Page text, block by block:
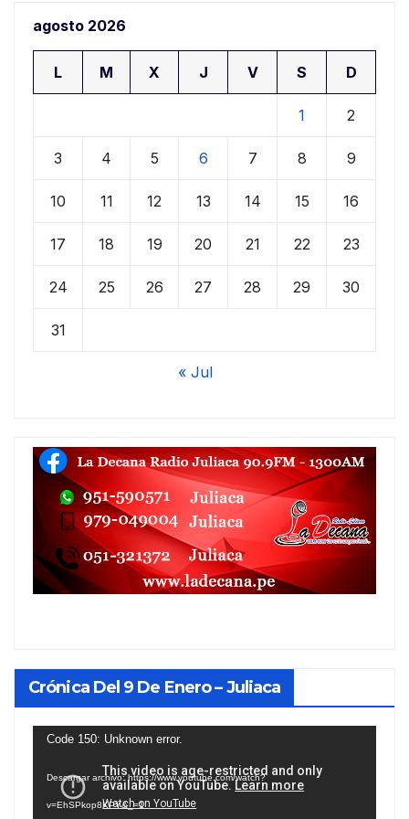
agosto 2026
L M X J V S D
1 2
3 4 5 6 7 8 9
10 11 12 13 14 15 16
17 18 19 20 21 22 23
24 25 26 27 28 29 30
31
« Jul
Crónica Del 9 De Enero – Juliaca
Reproductor
vídeo
Code 150: Unknown error.
Descargar archivo: https://www.youtube.com/watch?
v=EhSPkop8KPY&_=1